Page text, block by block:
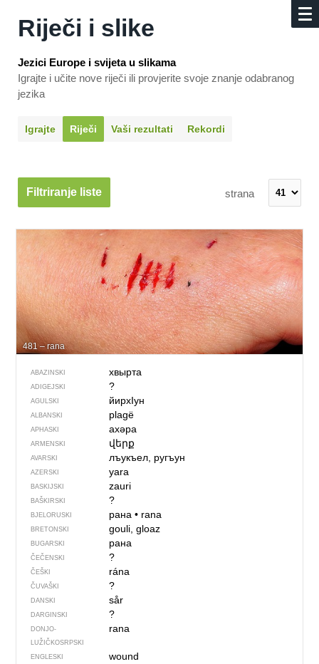
Riječi i slike
Jezici Europe i svijeta u slikama
Igrajte i učite nove riječi ili provjerite svoje znanje odabranog
jezika
Igrajte Riječi Vaši rezultati Rekordi
Filtriranje liste strana
481 – rana
ABAZINSKI хвырта
ADIGEJSKI ?
AGULSKI йирхIун
ALBANSKI plagë
APHASKI ахәра
ARMENSKI վերք
AVARSKI лъукъел, ругъун
AZERSKI yara
BASKIJSKI zauri
BAŠKIRSKI ?
BJELORUSKI рана• rana
BRETONSKI gouli, gloaz
BUGARSKI рана
ČEČENSKI ?
ČEŠKI rána
ČUVAŠKI ?
DANSKI sår
DARGINSKI ?
DONJO­
LUŽIČKOSRPSKI
rana
ENGLESKI wound